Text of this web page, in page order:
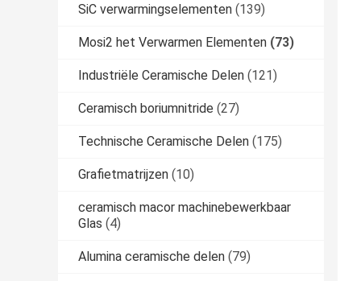
SiC verwarmingselementen (139)
Mosi2 het Verwarmen Elementen (73)
Industriële Ceramische Delen (121)
Ceramisch boriumnitride (27)
Technische Ceramische Delen (175)
Grafietmatrijzen (10)
ceramisch macor machinebewerkbaar
Glas (4)
Alumina ceramische delen (79)